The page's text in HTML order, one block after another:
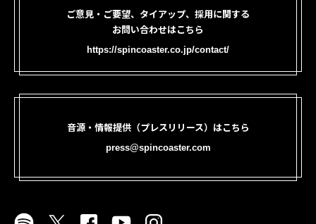
ご意見・ご要望、タイアップ、採用に関する
お問い合わせはこちら
https://spincoaster.co.jp/contact/
音源・情報提供（プレスリリース）はこちら
press@spincoaster.com